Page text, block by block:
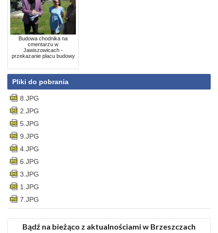
Budowa chodnika na
cmentarzu w
Jawiszowicach -
przekazanie placu budowy
Pliki do pobrania
8.JPG
2.JPG
5.JPG
9.JPG
4.JPG
6.JPG
3.JPG
1.JPG
7.JPG
Bądź na bieżąco z aktualnościami w Brzeszczach